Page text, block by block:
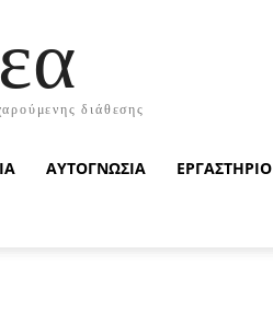
διάθεσης
ΑΥΤΟΓΝΩΣΙΑ ΕΡΓΑΣΤΗΡΙΟ